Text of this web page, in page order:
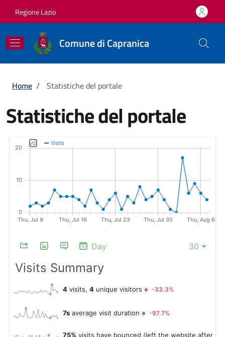
Regione Lazio
Comune di Capranica
Briciole di pane
Home / Statistiche del portale
Statistiche del portale